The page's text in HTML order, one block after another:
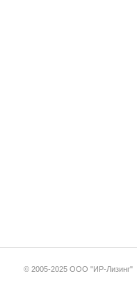
© 2005-2025 ООО "ИР-Лизинг"